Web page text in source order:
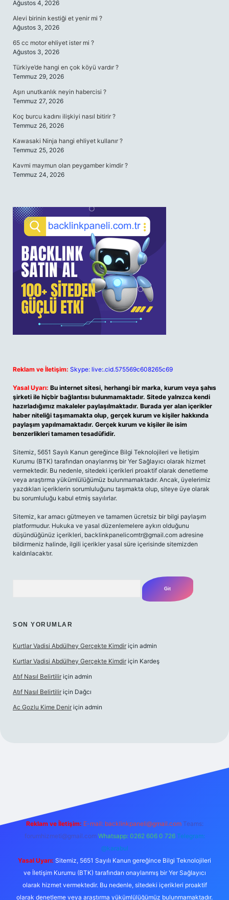
Ağustos 4, 2026
Alevi birinin kestiği et yenir mi ?
Ağustos 3, 2026
65 cc motor ehliyet ister mi ?
Ağustos 3, 2026
Türkiye’de hangi en çok köyü vardır ?
Temmuz 29, 2026
Aşırı unutkanlık neyin habercisi ?
Temmuz 27, 2026
Koç burcu kadını ilişkiyi nasıl bitirir ?
Temmuz 26, 2026
Kawasaki Ninja hangi ehliyet kullanır ?
Temmuz 25, 2026
Kavmi maymun olan peygamber kimdir ?
Temmuz 24, 2026
Reklam ve İletişim: Skype: live:.cid.575569c608265c69
Yasal Uyarı: Bu internet sitesi, herhangi bir marka, kurum veya şahıs
şirketi ile hiçbir bağlantısı bulunmamaktadır. Sitede yalnızca kendi
hazırladığımız makaleler paylaşılmaktadır. Burada yer alan içerikler
haber niteliği taşımamakta olup, gerçek kurum ve kişiler hakkında
paylaşım yapılmamaktadır. Gerçek kurum ve kişiler ile isim
benzerlikleri tamamen tesadüfidir.
Sitemiz, 5651 Sayılı Kanun gereğince Bilgi Teknolojileri ve İletişim
Kurumu (BTK) tarafından onaylanmış bir Yer Sağlayıcı olarak hizmet
vermektedir. Bu nedenle, sitedeki içerikleri proaktif olarak denetleme
veya araştırma yükümlülüğümüz bulunmamaktadır. Ancak, üyelerimiz
yazdıkları içeriklerin sorumluluğunu taşımakta olup, siteye üye olarak
bu sorumluluğu kabul etmiş sayılırlar.
Sitemiz, kar amacı gütmeyen ve tamamen ücretsiz bir bilgi paylaşım
platformudur. Hukuka ve yasal düzenlemelere aykırı olduğunu
düşündüğünüz içerikleri, backlinkpanelicomtr@gmail.com adresine
bildirmeniz halinde, ilgili içerikler yasal süre içerisinde sitemizden
kaldırılacaktır.
SON YORUMLAR
Kurtlar Vadisi Abdülhey Gerçekte Kimdir için admin
Kurtlar Vadisi Abdülhey Gerçekte Kimdir için Kardeş
Atıf Nasıl Belirtilir için admin
Atıf Nasıl Belirtilir için Dağcı
Ac Gozlu Kime Denir için admin
Reklam ve İletişim: E-mail: backlinkpaneli@gmail.com Teams:
forumhizmeti@gmail.com Whatsapp: 0262 606 0 726 Telegram:
@karabul
Yasal Uyarı: Sitemiz, 5651 Sayılı Kanun gereğince Bilgi Teknolojileri
ve İletişim Kurumu (BTK) tarafından onaylanmış bir Yer Sağlayıcı
olarak hizmet vermektedir. Bu nedenle, sitedeki içerikleri proaktif
olarak denetleme veya araştırma yükümlülüğümüz bulunmamaktadır.